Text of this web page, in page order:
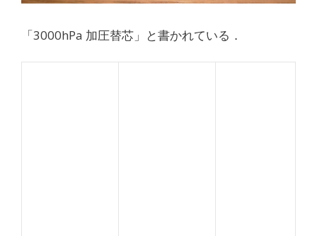
「3000hPa 加圧替芯」と書かれている．